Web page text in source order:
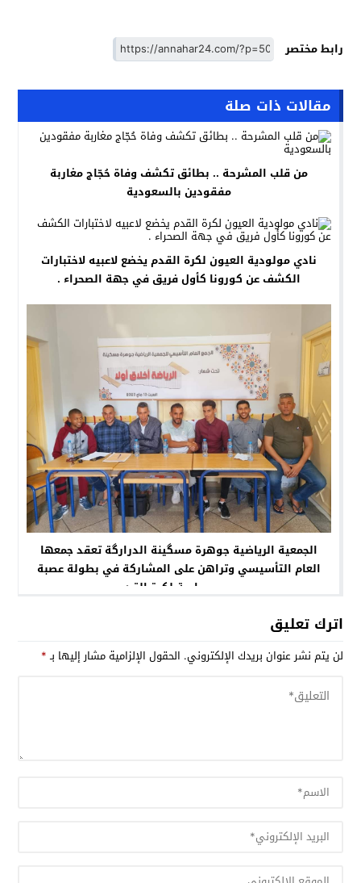
رابط مختصر
مقالات ذات صلة
من قلب المشرحة .. بطائق تكشف وفاة حُجّاج مغاربة
مفقودين بالسعودية
نادي مولودية العيون لكرة القدم يخضع لاعبيه لاختبارات
الكشف عن كورونا كأول فريق في جهة الصحراء .
الجمعية الرياضية جوهرة مسگينة الدرارگة تعقد جمعها
العام التأسيسي وتراهن على المشاركة في بطولة عصبة
سوس ماسة لكرة القدم
اترك تعليق
لن يتم نشر عنوان بريدك الإلكتروني. الحقول الإلزامية مشار إليها بـ*